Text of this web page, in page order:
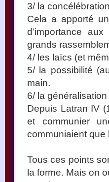
3/ la
Cela a apporté
d’importance
grands
4/ les laïcs (et
5/ la possibilité
main.
6/ la
Depuis Latran IV
et communier
communiaient que
Tous ces points
la forme. Mais on